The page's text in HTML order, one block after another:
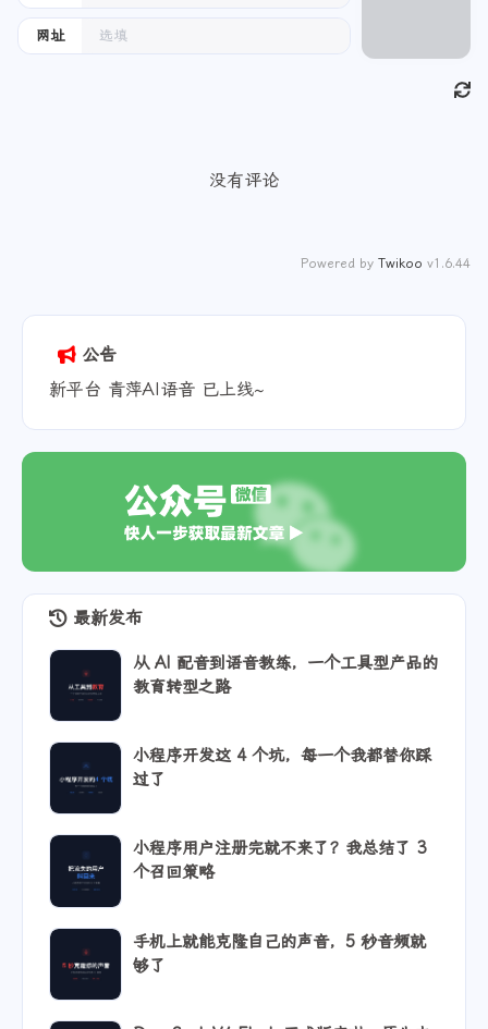
网址
没有评论
Powered by
公告
新平台 青萍AI语音 已上线~
最新发布
从 AI 配音到语音教练，一个工具型产品的
教育转型之路
小程序开发这 4 个坑，每一个我都替你踩
过了
小程序用户注册完就不来了？我总结了 3
个召回策略
手机上就能克隆自己的声音，5 秒音频就
够了